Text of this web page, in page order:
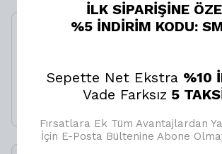
%13
₺ 399.00 ₺ 349.00
İLK SİPARİŞİNE
%5 İNDİRİM KODU:
Sepette Net Ekstra %10
Vade Farksız 5
Fırsatlara Ek Tüm Avantajlardan
İçin E-Posta Bültenine Abone